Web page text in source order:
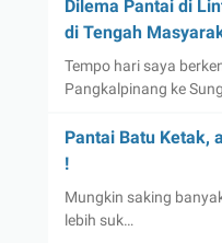
Dilema Pantai di
di Tengah
Tempo hari saya
Pangkalpinang ke
Pantai Batu Ketak,
!
Mungkin saking
lebih suk…